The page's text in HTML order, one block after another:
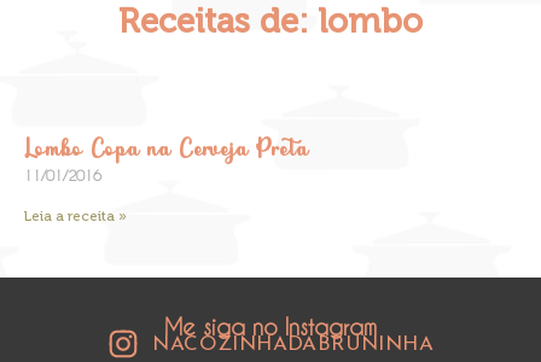
Receitas de: lombo
Lombo Copa na Cerveja Preta
11/01/2016
Leia a receita »
Me siga no Instagram
NACOZINHADABRUNINHA